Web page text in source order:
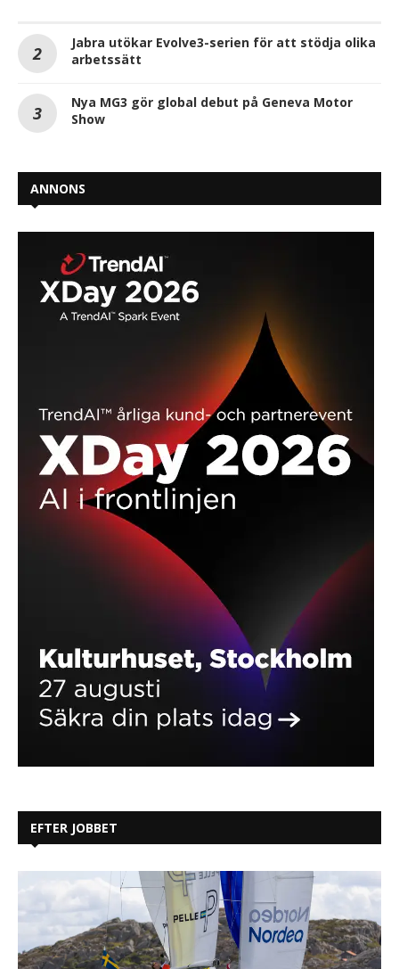
Jabra utökar Evolve3-serien för att stödja olika
arbetssätt
Nya MG3 gör global debut på Geneva Motor
Show
ANNONS
EFTER JOBBET